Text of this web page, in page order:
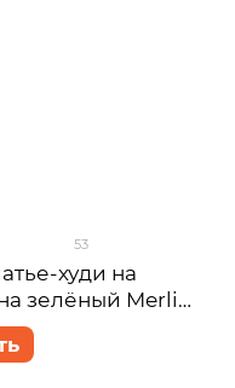
53
худи на
зелёный Merlini
размер 54-56